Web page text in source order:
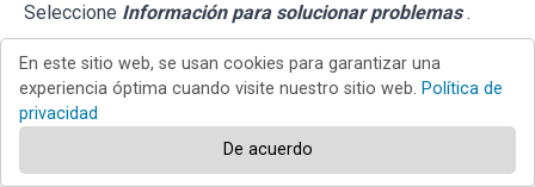
Seleccione Información para solucionar problemas .
En este sitio web, se usan cookies para garantizar una
experiencia óptima cuando visite nuestro sitio web. Política de
privacidad
De acuerdo